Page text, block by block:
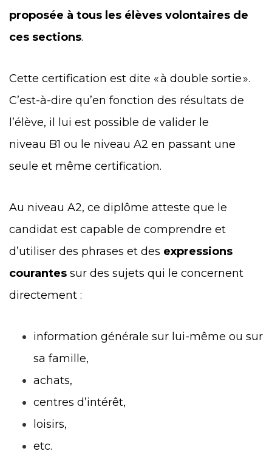
proposée à tous les élèves volontaires de
ces sections.
Cette certification est dite « à double sortie ».
C’est-à-dire qu’en fonction des résultats de
l’élève, il lui est possible de valider le
niveau B1 ou le niveau A2 en passant une
seule et même certification.
Au niveau A2, ce diplôme atteste que le
candidat est capable de comprendre et
d’utiliser des phrases et des expressions
courantes sur des sujets qui le concernent
directement :
information générale sur lui-même ou sur
sa famille,
achats,
centres d’intérêt,
loisirs,
etc.